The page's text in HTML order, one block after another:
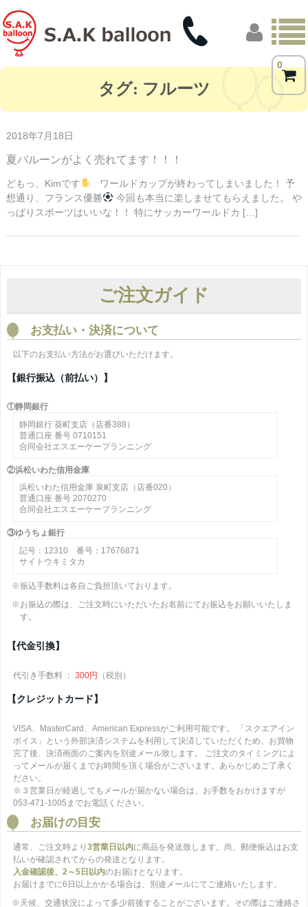
0
お客様の声
店舗概要
タグ: フルーツ
2018年7月18日
夏バルーンがよく売れてます！！！
どもっ、Kimです
ワールドカップが終わってしまいました！ 予
想通り、フランス優勝
今回も本当に楽しませてもらえました。 や
っぱりスポーツはいいな！！ 特にサッカーワールドカ […]
ご注文ガイド
お支払い・決済について
以下のお支払い方法がお選びいただけます。
【銀行振込（前払い）】
①静岡銀行
静岡銀行 葵町支店（店番388）
普通口座 番号 0710151
合同会社エスエーケープランニング
②浜松いわた信用金庫
浜松いわた信用金庫 泉町支店（店番020）
普通口座 番号 2070270
合同会社エスエーケープランニング
③ゆうちょ銀行
記号：12310 番号：17676871
サイトウキミタカ
※振込手数料は各自ご負担頂いております。
※お振込の際は、ご注文時にいただいたお名前にてお振込をお願いいたしま
す。
【代金引換】
代引き手数料 ： 300円 （税別）
【クレジットカード】
VISA、MasterCard、American Expressがご利用可能です。 「スクエアイン
ボイス」という外部決済システムを利用して決済していただくため、お買物
完了後、決済画面のご案内を別途メール致します。 ご注文のタイミングによ
ってメールが届くまでお時間を頂く場合がございます。あらかじめご了承く
ださい。
※３営業日が経過してもメールが届かない場合は、お手数をおかけますが
053-471-1005までお電話ください。
お届けの目安
通常、ご注文時より 3営業日以内に商品を発送致します。尚、郵便振込はお支
払いが確認されてからの発送となります。
入金確認後、2～5日以内のお届けとなります。
お届けまでに6日以上かかる場合は、別途メールにてご連絡いたします。
※天候、交通状況によって多少前後することがございます。その際はご連絡さ